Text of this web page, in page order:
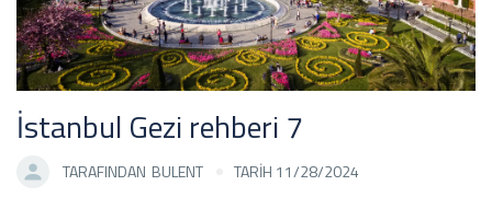
İstanbul Gezi rehberi 7
TARAFINDAN BULENT TARİH 11/28/2024